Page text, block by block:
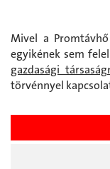
Mivel a
egyikének sem
gazdasági
törvénnyel